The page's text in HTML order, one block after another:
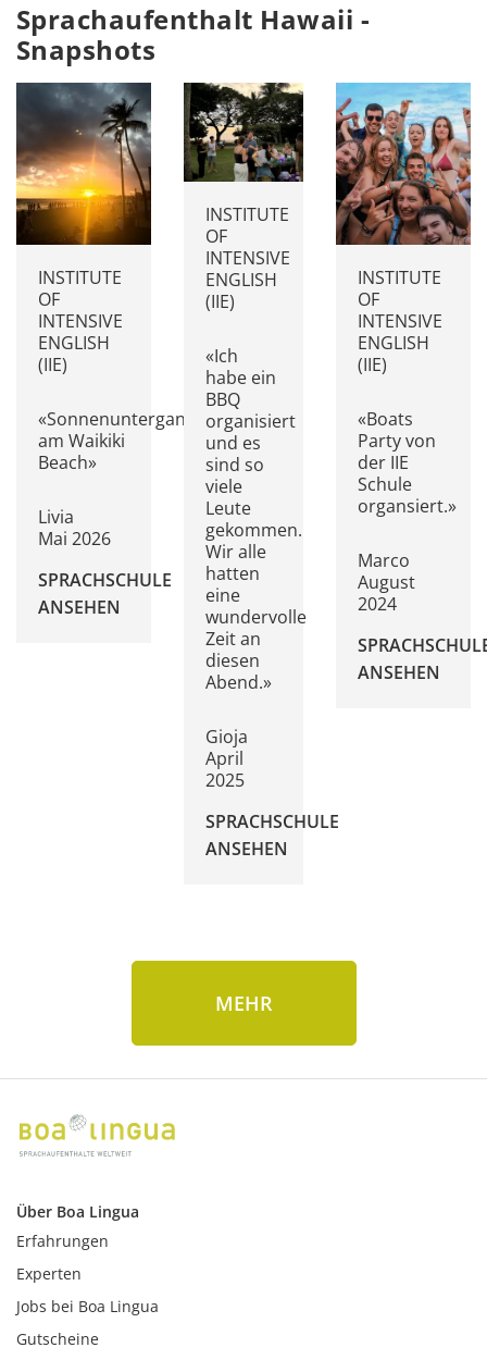
Sprachaufenthalt Hawaii -
Snapshots
INSTITUTE
OF
INTENSIVE
ENGLISH
(IIE)
«Sonnenuntergang
am Waikiki
Beach»
Livia
Mai 2026
SPRACHSCHULE
ANSEHEN
INSTITUTE
OF
INTENSIVE
ENGLISH
(IIE)
«Ich
habe ein
BBQ
organisiert
und es
sind so
viele
Leute
gekommen.
Wir alle
hatten
eine
wundervolle
Zeit an
diesen
Abend.»
Gioja
April
2025
SPRACHSCHULE
ANSEHEN
INSTITUTE
OF
INTENSIVE
ENGLISH
(IIE)
«Boats
Party von
der IIE
Schule
organsiert.»
Marco
August
2024
ANSEHEN
MEHR
Über Boa Lingua
Erfahrungen
Experten
Jobs bei Boa Lingua
Gutscheine